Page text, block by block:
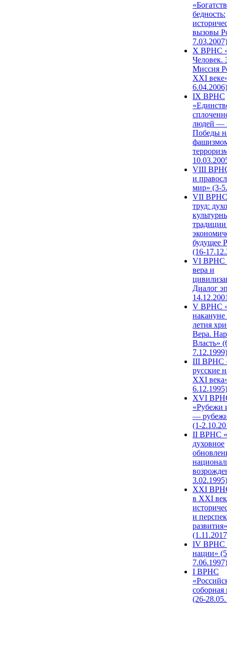
бедность:
вызовы
7.03.2007)
X ВРНС
Человек.
Миссия
XXI
6.04.2006)
IX ВРНС
людей —
Победы
VIII
и
мир» (3-
VII ВРНС
труд:
будущее
(16-
VI ВРНС
вера и
Диалог
V ВРНС
накануне
летия
Вера.
Власть»
7.12.1999)
III ВРНС
русские
XXI
6.12.1995)
XVI
«Рубежи
—
(1-
II ВРНС
духовное
3.02.1995)
XХI
в XXI
и
развития»
IV ВРНС
нации»
7.06.1997)
I ВРНС
(26-